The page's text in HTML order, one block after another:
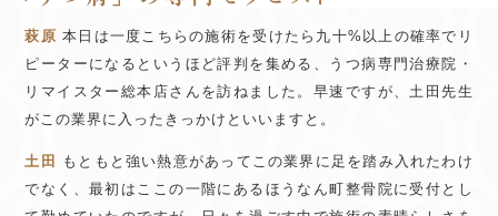
萩原 本日は一度こちらの施術を受けたら九十%以上の確率でリ
ピーターになるというほど評判を集める、うつ病専門治療院・
リマイスター総本店さんを訪ねました。早速ですが、土田先生
がこの業界に入ったきっかけといいますと。
土田
もともと強い熱意があってこの業界に足を踏み入れたわけ
でなく、最初はここの一階にあるほうなん町整骨院に受付とし